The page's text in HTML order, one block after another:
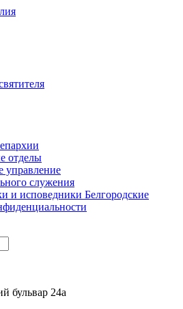
отделы
управление
служения
и исповедники Белгородские
бульвар 24а